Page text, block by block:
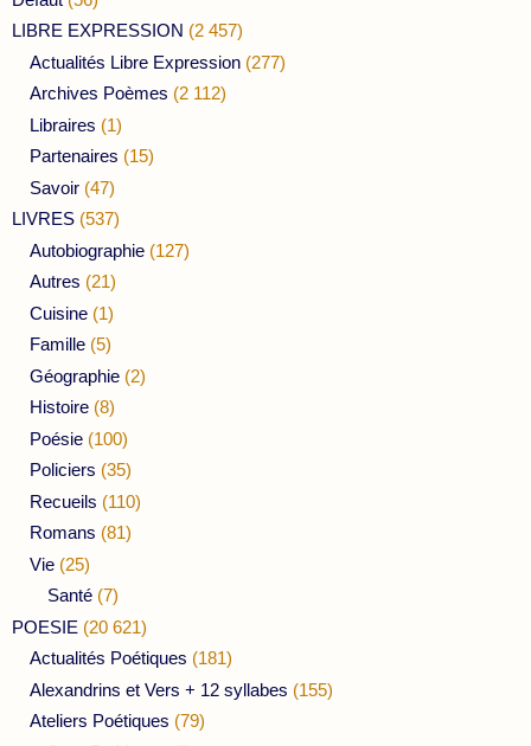
LIBRE EXPRESSION (2 457)
Actualités Libre Expression (277)
Archives Poèmes (2 112)
Libraires (1)
Partenaires (15)
Savoir (47)
LIVRES (537)
Autobiographie (127)
Autres (21)
Cuisine (1)
Famille (5)
Géographie (2)
Histoire (8)
Poésie (100)
Policiers (35)
Recueils (110)
Romans (81)
Vie (25)
Santé (7)
POESIE (20 621)
Actualités Poétiques (181)
Alexandrins et Vers + 12 syllabes (155)
Ateliers Poétiques (79)